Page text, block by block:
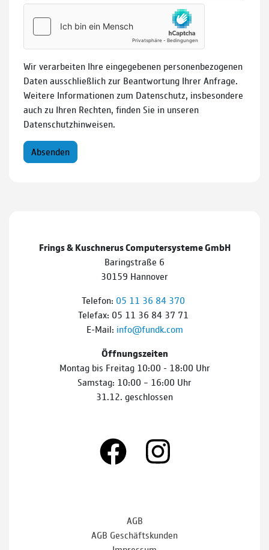
Wir verarbeiten Ihre eingegebenen personenbezogenen
Daten ausschließlich zur Beantwortung Ihrer Anfrage.
Weitere Informationen zum Datenschutz, insbesondere
auch zu Ihren Rechten, finden Sie in unseren
Datenschutzhinweisen.
Absenden
Frings & Kuschnerus Computersysteme GmbH
Baringstraße 6
30159 Hannover
Telefon: 05 11 36 84 370
Telefax: 05 11 36 84 37 71
E-Mail: info@fundk.com
Öffnungszeiten
Montag bis Freitag 10:00 - 18:00 Uhr
Samstag: 10:00 – 16:00 Uhr
31.12. geschlossen
AGB
AGB Geschäftskunden